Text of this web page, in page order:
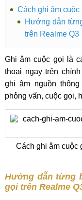
Cách ghi âm
Hướng dẫn
trên Realme Q3
Ghi âm cuộc gọi là
thoại ngay trên
ghi âm nguồn
phỏng vấn, cuộc gọi,
Cách ghi âm cuộc
Hướng dẫn từng
gọi trên Realme